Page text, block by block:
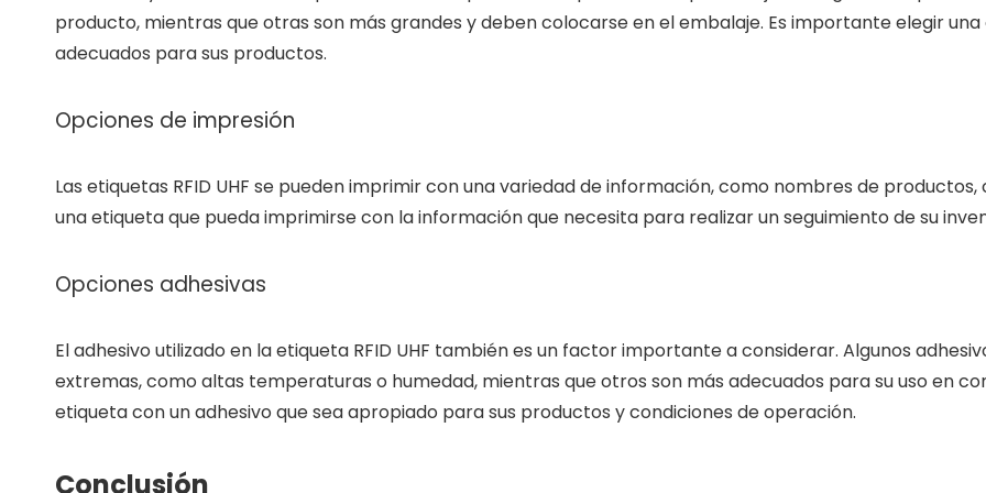
producto, mientras que otras son más grandes y deben colocarse en el embalaje. Es importante elegir
adecuados para sus productos.
Opciones de impresión
Las etiquetas RFID UHF se pueden imprimir con una variedad de información, como nombres de
una etiqueta que pueda imprimirse con la información que necesita para realizar un seguimiento de su
Opciones adhesivas
El adhesivo utilizado en la etiqueta RFID UHF también es un factor importante a considerar. Algunos
extremas, como altas temperaturas o humedad, mientras que otros son más adecuados para su uso en
etiqueta con un adhesivo que sea apropiado para sus productos y condiciones de operación.
Conclusión